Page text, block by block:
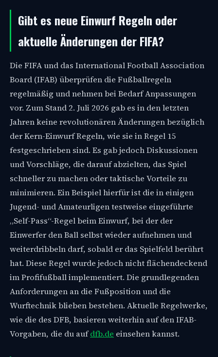
Gibt es neue Einwurf Regeln oder
aktuelle Änderungen der FIFA?
Die FIFA und das International Football Association
Board (IFAB) überprüfen die Fußballregeln
regelmäßig und nehmen bei Bedarf Anpassungen
vor. Zum Stand 2. Juli 2026 gab es in den letzten
Jahren keine revolutionären Änderungen bezüglich
der Kern-Einwurf Regeln, wie sie in Regel 15
festgeschrieben sind. Es gab jedoch Diskussionen
und Vorschläge, die darauf abzielten, das Spiel
schneller zu machen oder taktische Vorteile zu
minimieren. Ein Beispiel hierfür ist die in einigen
Jugend- und Amateurligen testweise eingeführte
„Self-Pass“-Regel beim Einwurf, bei der der
Einwerfer den Ball selbst wieder aufnehmen und
weiterdribbeln darf, sobald er das Spielfeld berührt
hat. Diese Regel wurde jedoch nicht flächendeckend
im Profifußball implementiert. Die grundlegenden
Anforderungen an die Fußposition und die
Wurftechnik blieben bestehen. Aktuelle Regelwerke,
wie die des DFB, basieren weiterhin auf den IFAB-
Vorgaben, die du aufdfb.de einsehen kannst.